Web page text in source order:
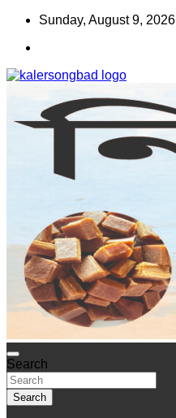
Skip
content
Sunday, August 9, 2026
কালের সংবাদ
www.kalersongbad.com
Search
Search